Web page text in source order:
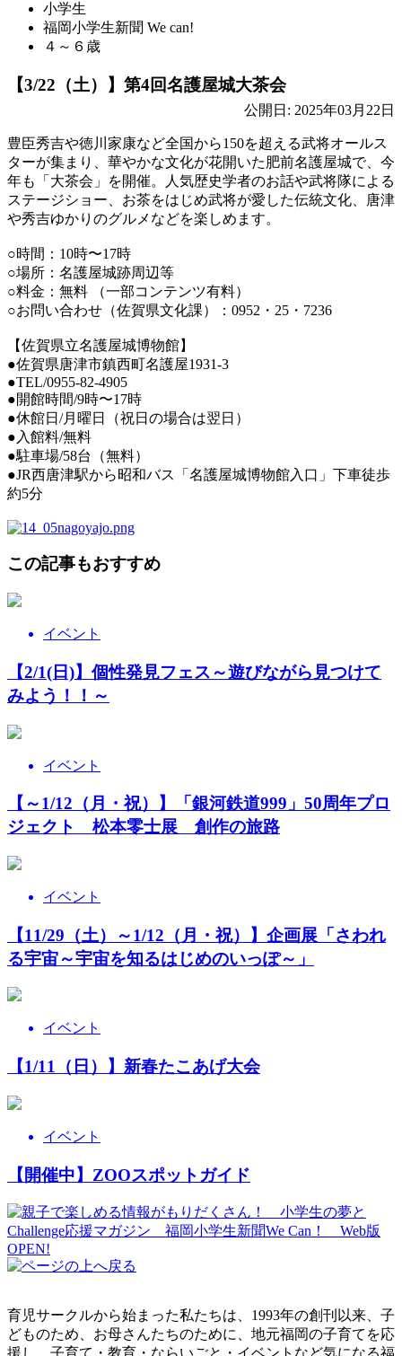
小学生
福岡小学生新聞 We can!
４～６歳
【3/22（土）】第4回名護屋城大茶会
公開日: 2025年03月22日
豊臣秀吉や徳川家康など全国から150を超える武将オールス
ターが集まり、華やかな文化が花開いた肥前名護屋城で、今
年も「大茶会」を開催。人気歴史学者のお話や武将隊による
ステージショー、お茶をはじめ武将が愛した伝統文化、唐津
や秀吉ゆかりのグルメなどを楽しめます。
○時間：10時〜17時
○場所：名護屋城跡周辺等
○料金：無料 （一部コンテンツ有料）
○お問い合わせ（佐賀県文化課）：0952・25・7236
【佐賀県立名護屋城博物館】
●佐賀県唐津市鎮西町名護屋1931-3
●TEL/0955-82-4905
●開館時間/9時〜17時
●休館日/月曜日（祝日の場合は翌日）
●入館料/無料
●駐車場/58台（無料）
●JR西唐津駅から昭和バス「名護屋城博物館入口」下車徒歩
約5分
この記事もおすすめ
イベント
【2/1(日)】個性発見フェス～遊びながら見つけて
みよう！！～
イベント
【～1/12（月・祝）】「銀河鉄道999」50周年プロ
ジェクト 松本零士展 創作の旅路
イベント
【11/29（土）～1/12（月・祝）】企画展「さわれ
る宇宙～宇宙を知るはじめのいっぽ～」
イベント
【1/11（日）】新春たこあげ大会
イベント
【開催中】ZOOスポットガイド
育児サークルから始まった私たちは、1993年の創刊以来、子
どものため、お母さんたちのために、地元福岡の子育てを応